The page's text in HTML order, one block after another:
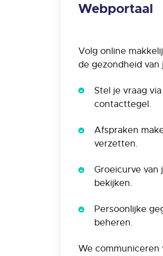
Webportaal
Volg online
de gezondheid van
Stel je vraag
contacttegel.
Afspraken
verzetten.
Groeicurve van
bekijken.
Persoonlijke
beheren.
We communiceren